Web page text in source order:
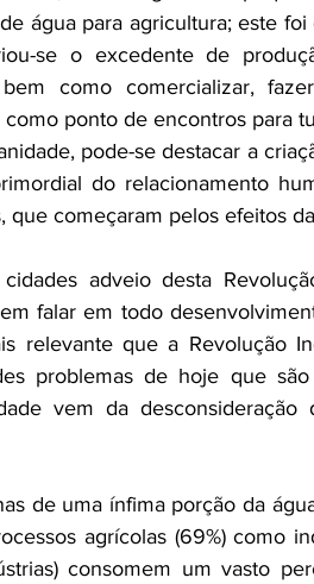
água para agricultura; este
se o excedente de
como comercializar,
ponto de encontros para
pode-se destacar a
do relacionamento
que começaram pelos efeitos
adveio desta
falar em todo
relevante que a Revolução
problemas de hoje que
vem da desconsideração
de uma ínfima porção da
agrícolas (69%) como
consomem um vasto